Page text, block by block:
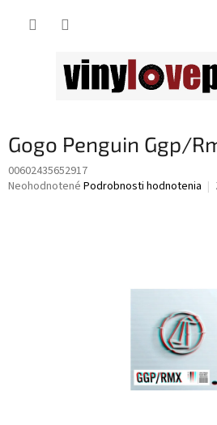
Gogo Penguin Ggp/
00602435652917
Priemerné
Neohodnotené Podrobnosti hodnotenia